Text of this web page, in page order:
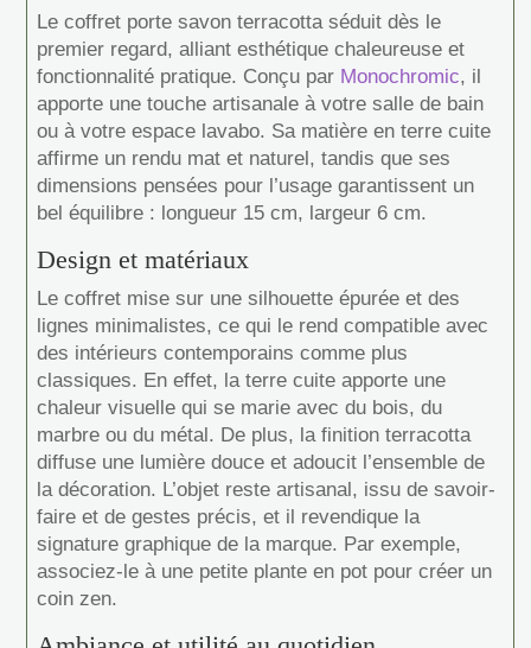
Le coffret porte savon terracotta séduit dès le
premier regard, alliant esthétique chaleureuse et
fonctionnalité pratique. Conçu par Monochromic, il
apporte une touche artisanale à votre salle de bain
ou à votre espace lavabo. Sa matière en terre cuite
affirme un rendu mat et naturel, tandis que ses
dimensions pensées pour l’usage garantissent un
bel équilibre : longueur 15 cm, largeur 6 cm.
Design et matériaux
Le coffret mise sur une silhouette épurée et des
lignes minimalistes, ce qui le rend compatible avec
des intérieurs contemporains comme plus
classiques. En effet, la terre cuite apporte une
chaleur visuelle qui se marie avec du bois, du
marbre ou du métal. De plus, la finition terracotta
diffuse une lumière douce et adoucit l’ensemble de
la décoration. L’objet reste artisanal, issu de savoir-
faire et de gestes précis, et il revendique la
signature graphique de la marque. Par exemple,
associez-le à une petite plante en pot pour créer un
coin zen.